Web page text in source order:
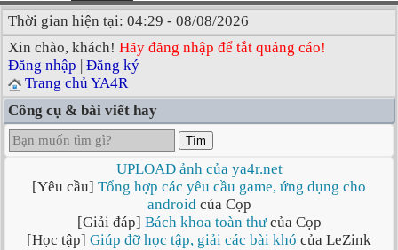
Thời gian hiện tại: 04:29 - 08/08/2026
Xin chào, khách! Hãy đăng nhập để tắt quảng cáo!
Đăng nhập | Đăng ký
Trang chủ YA4R
Công cụ & bài viết hay
Tìm
UPLOAD ảnh của ya4r.net
[Yêu cầu] Tổng hợp các yêu cầu game, ứng dụng cho
androidcủa Cọp
[Giải đáp] Bách khoa toàn thưcủa Cọp
[Học tập] Giúp đỡ học tập, giải các bài khó của LeZink